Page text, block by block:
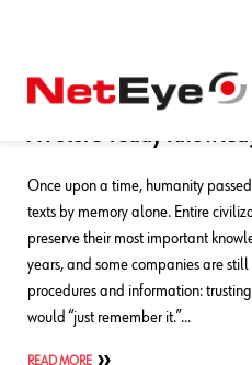
05. 03. 2026 Alice Rozzoni
A Future-ready
Once upon a time, humanity
texts by memory alone. Entire
preserve their most important
years, and some companies are
procedures and information:
would “just remember it.”…
READ MORE